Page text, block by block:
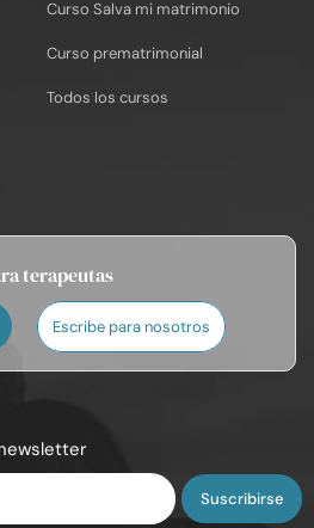
Curso Salva mi matrimonio
Curso prematrimonial
Todos los cursos
terapeutas
Escribe para nosotros